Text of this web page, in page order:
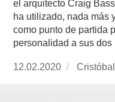
el arquitecto Craig
ha utilizado, nada más
como punto de partida
personalidad a sus dos
Publicado
12.02.2020
https://